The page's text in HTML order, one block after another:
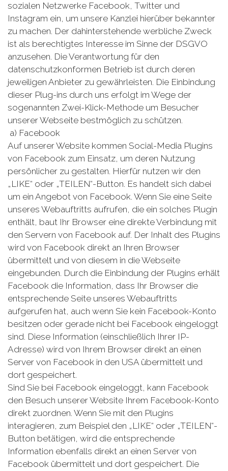
sozialen Netzwerke Facebook, Twitter und
Instagram ein, um unsere Kanzlei hierüber bekannter
zu machen. Der dahinterstehende werbliche Zweck
ist als berechtigtes Interesse im Sinne der DSGVO
anzusehen. Die Verantwortung für den
datenschutzkonformen Betrieb ist durch deren
jeweiligen Anbieter zu gewährleisten. Die Einbindung
dieser Plug-ins durch uns erfolgt im Wege der
sogenannten Zwei-Klick-Methode um Besucher
unserer Webseite bestmöglich zu schützen.
a) Facebook
Auf unserer Website kommen Social-Media Plugins
von Facebook zum Einsatz, um deren Nutzung
persönlicher zu gestalten. Hierfür nutzen wir den
„LIKE“ oder „TEILEN“-Button. Es handelt sich dabei
um ein Angebot von Facebook. Wenn Sie eine Seite
unseres Webauftritts aufrufen, die ein solches Plugin
enthält, baut Ihr Browser eine direkte Verbindung mit
den Servern von Facebook auf. Der Inhalt des Plugins
wird von Facebook direkt an Ihren Browser
übermittelt und von diesem in die Webseite
eingebunden. Durch die Einbindung der Plugins erhält
Facebook die Information, dass Ihr Browser die
entsprechende Seite unseres Webauftritts
aufgerufen hat, auch wenn Sie kein Facebook-Konto
besitzen oder gerade nicht bei Facebook eingeloggt
sind. Diese Information (einschließlich Ihrer IP-
Adresse) wird von Ihrem Browser direkt an einen
Server von Facebook in den USA übermittelt und
dort gespeichert.
Sind Sie bei Facebook eingeloggt, kann Facebook
den Besuch unserer Website Ihrem Facebook-Konto
direkt zuordnen. Wenn Sie mit den Plugins
interagieren, zum Beispiel den „LIKE“ oder „TEILEN“-
Button betätigen, wird die entsprechende
Information ebenfalls direkt an einen Server von
Facebook übermittelt und dort gespeichert. Die